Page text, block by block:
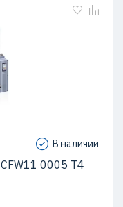
В наличии
0005 T4